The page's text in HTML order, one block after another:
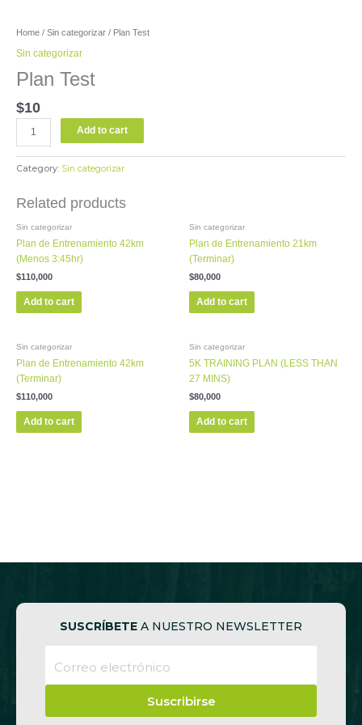
Home / Sin categorizar / Plan Test
Sin categorizar
Plan Test
$10
Add to cart
Category: Sin categorizar
Related products
Sin categorizar
Plan de Entrenamiento 42km
(Menos 3:45hr)
$110,000
Add to cart
Sin categorizar
Plan de Entrenamiento 21km
(Terminar)
$80,000
Add to cart
Sin categorizar
Plan de Entrenamiento 42km
(Terminar)
$110,000
Add to cart
Sin categorizar
5K TRAINING PLAN (LESS THAN
27 MINS)
$80,000
Add to cart
SUSCRÍBETE A NUESTRO NEWSLETTER
Suscribirse